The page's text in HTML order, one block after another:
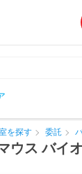
を探す 委託
ウス バイ